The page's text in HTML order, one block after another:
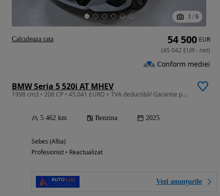
1 / 6
BMW Seria 5 520i AT MHEV
1998 cm3 • 208 CP • 45.041 EURO + TVA deductibil/ Garantie pana la 3 Ani/ Istoric Service
5 462 km Benzina 2025
Sebes (Alba)
Profesionist • Reactualizat
Vezi anunțurile
54 500 EUR
(45 042 EUR- net)
Conform mediei
Calculeaza rata